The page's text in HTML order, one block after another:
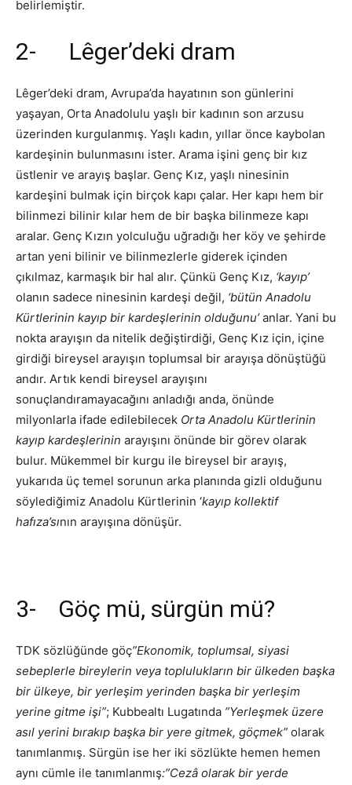
belirlemiştir.
2- Lêger’deki dram
Lêger’deki dram, Avrupa’da hayatının son günlerini
yaşayan, Orta Anadolulu yaşlı bir kadının son arzusu
üzerinden kurgulanmış. Yaşlı kadın, yıllar önce kaybolan
kardeşinin bulunmasını ister. Arama işini genç bir kız
üstlenir ve arayış başlar. Genç Kız, yaşlı ninesinin
kardeşini bulmak için birçok kapı çalar. Her kapı hem bir
bilinmezi bilinir kılar hem de bir başka bilinmeze kapı
aralar. Genç Kızın yolculuğu uğradığı her köy ve şehirde
artan yeni bilinir ve bilinmezlerle giderek içinden
çıkılmaz, karmaşık bir hal alır. Çünkü Genç Kız, ‘kayıp’
olanın sadece ninesinin kardeşi değil, ‘bütün Anadolu
Kürtlerinin kayıp bir kardeşlerinin olduğunu’anlar. Yani bu
nokta arayışın da nitelik değiştirdiği, Genç Kız için, içine
girdiği bireysel arayışın toplumsal bir arayışa dönüştüğü
andır. Artık kendi bireysel arayışını
sonuçlandıramayacağını anladığı anda, önünde
milyonlarla ifade edilebilecek Orta Anadolu Kürtlerinin
kayıp kardeşlerinin arayışını önünde bir görev olarak
bulur. Mükemmel bir kurgu ile bireysel bir arayış,
yukarıda üç temel sorunun arka planında gizli olduğunu
söylediğimiz Anadolu Kürtlerinin ‘kayıp kollektif
hafıza’sının arayışına dönüşür.
3- Göç mü, sürgün mü?
TDK sözlüğünde göç”Ekonomik, toplumsal, siyasi
sebeplerle bireylerin veya toplulukların bir ülkeden başka
bir ülkeye, bir yerleşim yerinden başka bir yerleşim
yerine gitme işi”; Kubbealtı Lugatında ”Yerleşmek üzere
asıl yerini bırakıp başka bir yere gitmek, göçmek” olarak
tanımlanmış. Sürgün ise her iki sözlükte hemen hemen
aynı cümle ile tanımlanmış:”Cezâ olarak bir yerde